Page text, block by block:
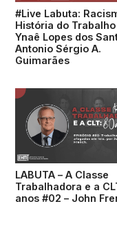
#Live Labuta:
História do
Ynaê Lopes dos
Antonio Sérgio A.
Guimarães
LABUTA – A Classe
Trabalhadora e a
anos #02 – John